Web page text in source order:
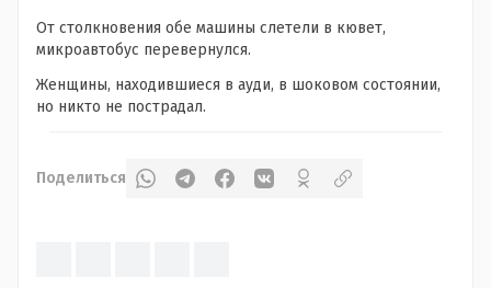
От столкновения обе машины слетели в кювет,
микроавтобус перевернулся.
Женщины, находившиеся в ауди, в шоковом состоянии,
но никто не пострадал.
Поделиться